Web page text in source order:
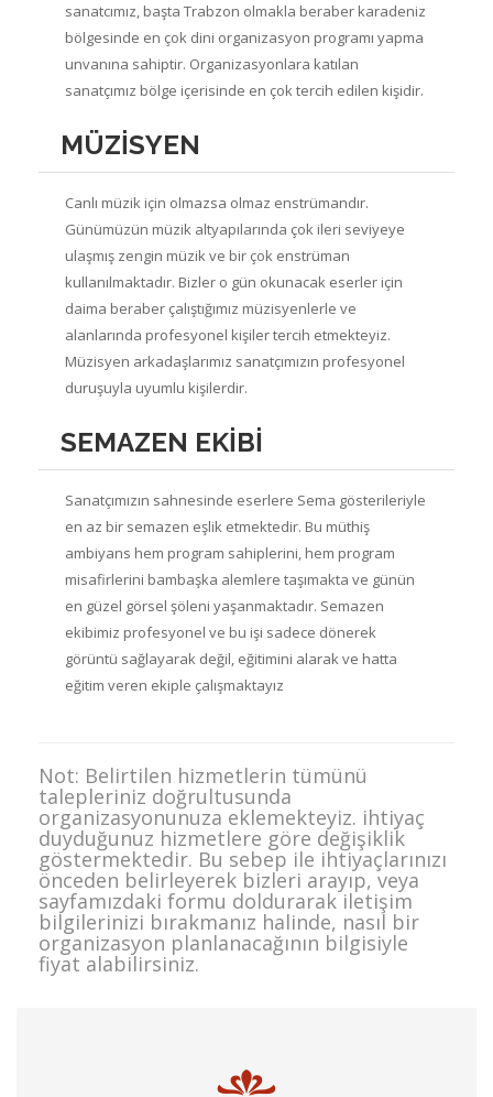
sanatcımız, başta Trabzon olmakla beraber karadeniz
bölgesinde en çok dini organizasyon programı yapma
unvanına sahiptir. Organizasyonlara katılan
sanatçımız bölge içerisinde en çok tercih edilen kişidir.
MÜZİSYEN
Canlı müzik için olmazsa olmaz enstrümandır.
Günümüzün müzik altyapılarında çok ileri seviyeye
ulaşmış zengin müzik ve bir çok enstrüman
kullanılmaktadır. Bizler o gün okunacak eserler için
daima beraber çalıştığımız müzisyenlerle ve
alanlarında profesyonel kişiler tercih etmekteyiz.
Müzisyen arkadaşlarımız sanatçımızın profesyonel
duruşuyla uyumlu kişilerdir.
SEMAZEN EKİBİ
Sanatçımızın sahnesinde eserlere Sema gösterileriyle
en az bir semazen eşlik etmektedir. Bu müthiş
ambiyans hem program sahiplerini, hem program
misafirlerini bambaşka alemlere taşımakta ve günün
en güzel görsel şöleni yaşanmaktadır. Semazen
ekibimiz profesyonel ve bu işi sadece dönerek
görüntü sağlayarak değil, eğitimini alarak ve hatta
eğitim veren ekiple çalışmaktayız
Not: Belirtilen hizmetlerin tümünü
talepleriniz doğrultusunda
organizasyonunuza eklemekteyiz. ihtiyaç
duyduğunuz hizmetlere göre değişiklik
göstermektedir. Bu sebep ile ihtiyaçlarınızı
önceden belirleyerek bizleri arayıp, veya
sayfamızdaki formu doldurarak iletişim
bilgilerinizi bırakmanız halinde, nasıl bir
organizasyon planlanacağının bilgisiyle
fiyat alabilirsiniz.